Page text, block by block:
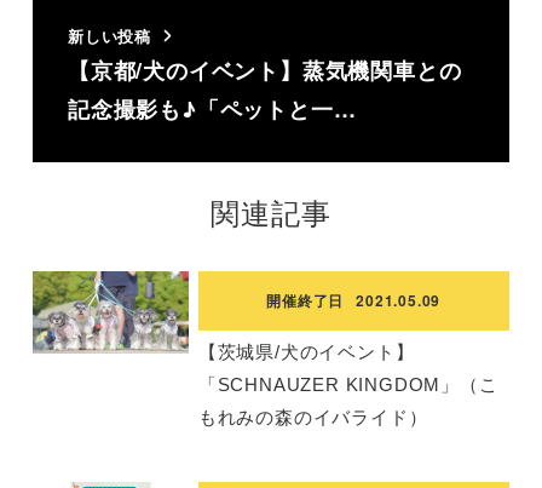
新しい投稿
【京都/犬のイベント】蒸気機関車との
記念撮影も♪「ペットと一…
関連記事
開催終了日 2021.05.09
【茨城県/犬のイベント】
「SCHNAUZER KINGDOM」（こ
もれみの森のイバライド）